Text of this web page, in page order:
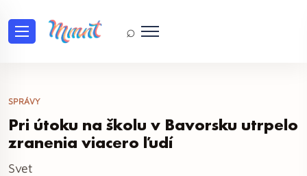
⌕
SPRÁVY
Pri útoku na školu v Bavorsku utrpelo
zranenia viacero ľudí
Svet